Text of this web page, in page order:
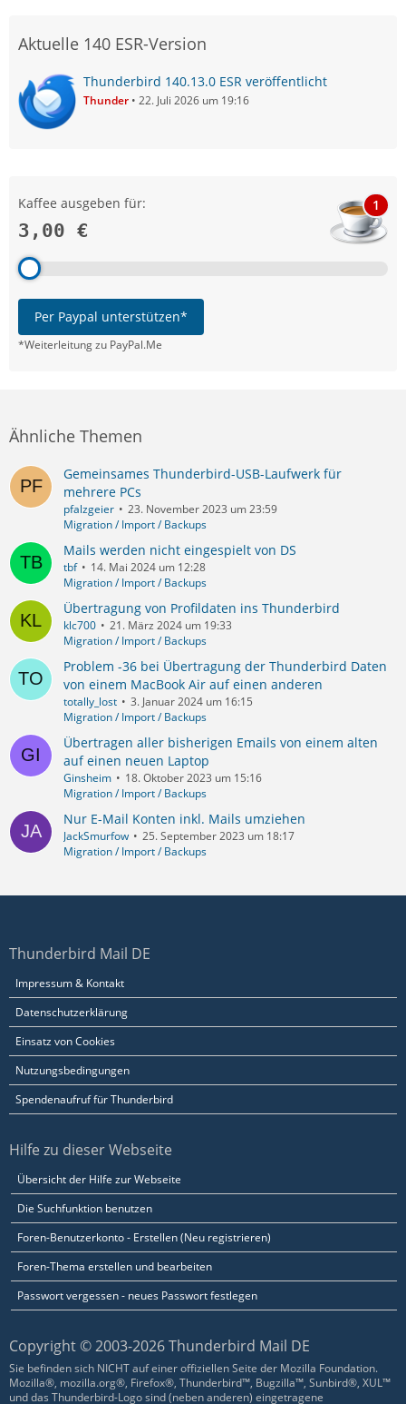
Aktuelle 140 ESR-Version
Thunderbird 140.13.0 ESR veröffentlicht
Thunder 22. Juli 2026 um 19:16
Kaffee ausgeben für:
3,00 €
1
Per Paypal unterstützen*
*Weiterleitung zu PayPal.Me
Ähnliche Themen
Gemeinsames Thunderbird-USB-Laufwerk für
mehrere PCs
pfalzgeier
23. November 2023 um 23:59
Migration / Import / Backups
Mails werden nicht eingespielt von DS
tbf
14. Mai 2024 um 12:28
Migration / Import / Backups
Übertragung von Profildaten ins Thunderbird
klc700
21. März 2024 um 19:33
Migration / Import / Backups
Problem -36 bei Übertragung der Thunderbird Daten
von einem MacBook Air auf einen anderen
totally_lost
3. Januar 2024 um 16:15
Migration / Import / Backups
Übertragen aller bisherigen Emails von einem alten
auf einen neuen Laptop
Ginsheim
18. Oktober 2023 um 15:16
Migration / Import / Backups
Nur E-Mail Konten inkl. Mails umziehen
JackSmurfow
25. September 2023 um 18:17
Migration / Import / Backups
Thunderbird Mail DE
Impressum & Kontakt
Datenschutzerklärung
Einsatz von Cookies
Nutzungsbedingungen
Spendenaufruf für Thunderbird
Hilfe zu dieser Webseite
Übersicht der Hilfe zur Webseite
Die Suchfunktion benutzen
Foren-Benutzerkonto - Erstellen (Neu registrieren)
Foren-Thema erstellen und bearbeiten
Passwort vergessen - neues Passwort festlegen
Copyright © 2003-2026 Thunderbird Mail DE
Sie befinden sich NICHT auf einer offiziellen Seite der Mozilla Foundation.
Mozilla®, mozilla.org®, Firefox®, Thunderbird™, Bugzilla™, Sunbird®, XUL™
und das Thunderbird-Logo sind (neben anderen) eingetragene